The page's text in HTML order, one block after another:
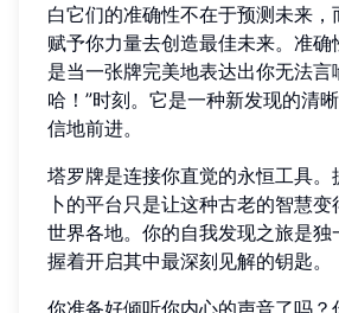
白它们的准确性不在于预测未来
赋予你力量去创造最佳未来。准确
是当一张牌完美地表达出你无法言
哈！”时刻。它是一种新发现的清
信地前进。
塔罗牌是连接你直觉的永恒工具。
卜的平台只是让这种古老的智慧
世界各地。你的自我发现之旅是
握着开启其中最深刻见解的钥匙。
你准备好倾听你内心的声音了吗？